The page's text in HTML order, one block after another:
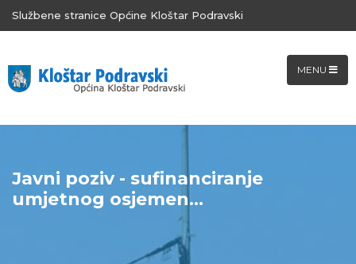
Službene stranice Općine Kloštar Podravski
MENU
Javni poziv - sufinanciranje
umjetnog osjemen...